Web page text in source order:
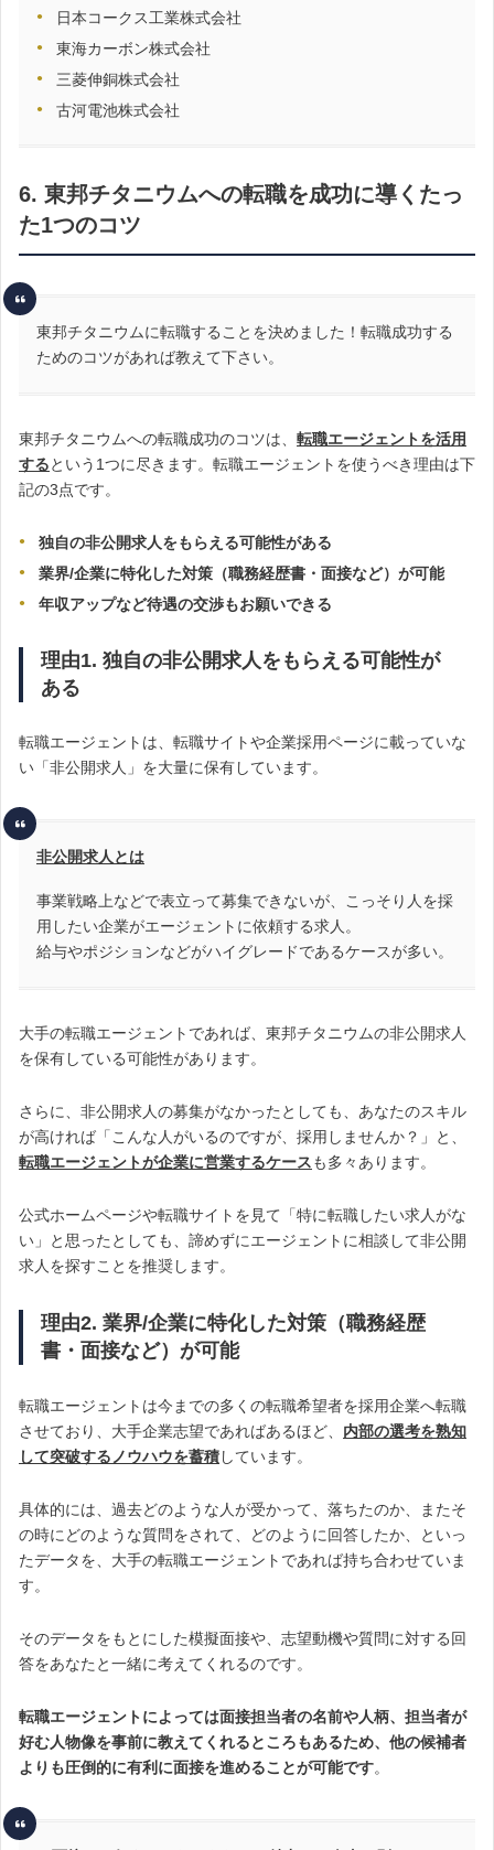
日本コークス工業株式会社
東海カーボン株式会社
三菱伸銅株式会社
古河電池株式会社
6. 東邦チタニウムへの転職を成功に導くたっ
た1つのコツ
東邦チタニウムに転職することを決めました！転職成功する
ためのコツがあれば教えて下さい。
東邦チタニウムへの転職成功のコツは、 転職エージェントを活用
するという1つに尽きます。転職エージェントを使うべき理由は下
記の3点です。
独自の非公開求人をもらえる可能性がある
業界/企業に特化した対策（職務経歴書・面接など）が可能
年収アップなど待遇の交渉もお願いできる
理由1. 独自の非公開求人をもらえる可能性が
ある
転職エージェントは、転職サイトや企業採用ページに載っていな
い「非公開求人」を大量に保有しています。
非公開求人とは
事業戦略上などで表立って募集できないが、こっそり人を採
用したい企業がエージェントに依頼する求人。
給与やポジションなどがハイグレードであるケースが多い。
大手の転職エージェントであれば、東邦チタニウムの非公開求人
を保有している可能性があります。
さらに、非公開求人の募集がなかったとしても、あなたのスキル
が高ければ「こんな人がいるのですが、採用しませんか？」と、
転職エージェントが企業に営業するケースも多々あります。
公式ホームページや転職サイトを見て「特に転職したい求人がな
い」と思ったとしても、諦めずにエージェントに相談して非公開
求人を探すことを推奨します。
理由2. 業界/企業に特化した対策（職務経歴
書・面接など）が可能
転職エージェントは今までの多くの転職希望者を採用企業へ転職
させており、大手企業志望であればあるほど、 内部の選考を熟知
して突破するノウハウを蓄積しています。
具体的には、過去どのような人が受かって、落ちたのか、またそ
の時にどのような質問をされて、どのように回答したか、といっ
たデータを、大手の転職エージェントであれば持ち合わせていま
す。
そのデータをもとにした模擬面接や、志望動機や質問に対する回
答をあなたと一緒に考えてくれるのです。
転職エージェントによっては面接担当者の名前や人柄、担当者が
好む人物像を事前に教えてくれるところもあるため、他の候補者
よりも圧倒的に有利に面接を進めることが可能です。